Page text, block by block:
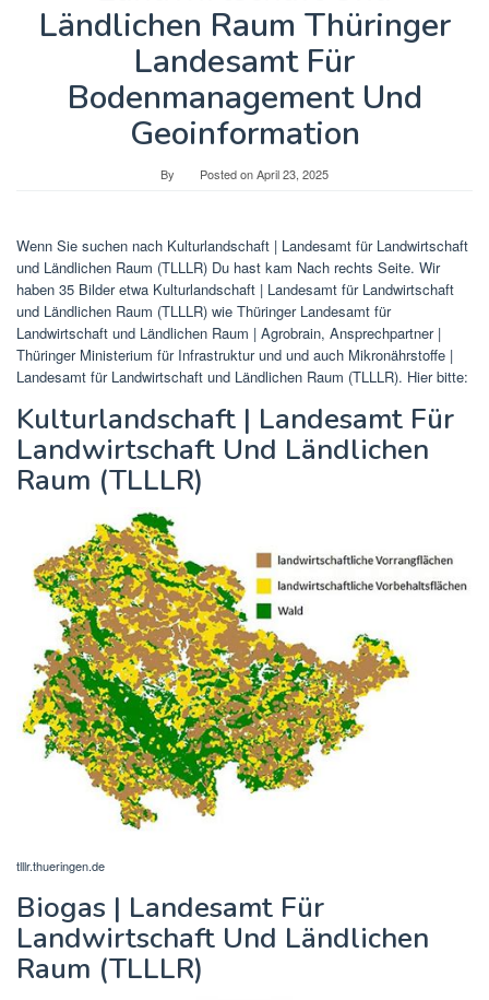
Ländlichen Raum Thüringer
Landesamt Für
Bodenmanagement Und
Geoinformation
By Posted onApril 23, 2025
Wenn Sie suchen nach Kulturlandschaft | Landesamt für Landwirtschaft
und Ländlichen Raum (TLLLR) Du hast kam Nach rechts Seite. Wir
haben 35 Bilder etwa Kulturlandschaft | Landesamt für Landwirtschaft
und Ländlichen Raum (TLLLR) wie Thüringer Landesamt für
Landwirtschaft und Ländlichen Raum | Agrobrain, Ansprechpartner |
Thüringer Ministerium für Infrastruktur und und auch Mikronährstoffe |
Landesamt für Landwirtschaft und Ländlichen Raum (TLLLR). Hier bitte:
Kulturlandschaft | Landesamt Für
Landwirtschaft Und Ländlichen
Raum (TLLLR)
tlllr.thueringen.de
Biogas | Landesamt Für
Landwirtschaft Und Ländlichen
Raum (TLLLR)